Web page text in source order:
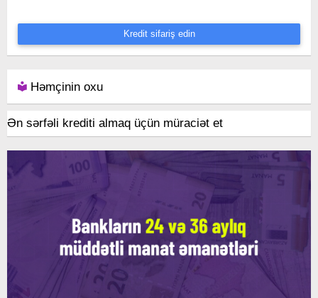
Kredit sifariş edin
Həmçinin oxu
Ən sərfəli krediti almaq üçün müraciət et